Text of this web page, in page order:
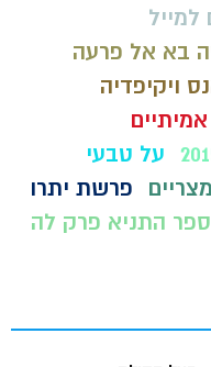
למייל
בא אל פרעה
ויקיפדיה
על טבעי
פרשת יתרו
התניא פרק לה